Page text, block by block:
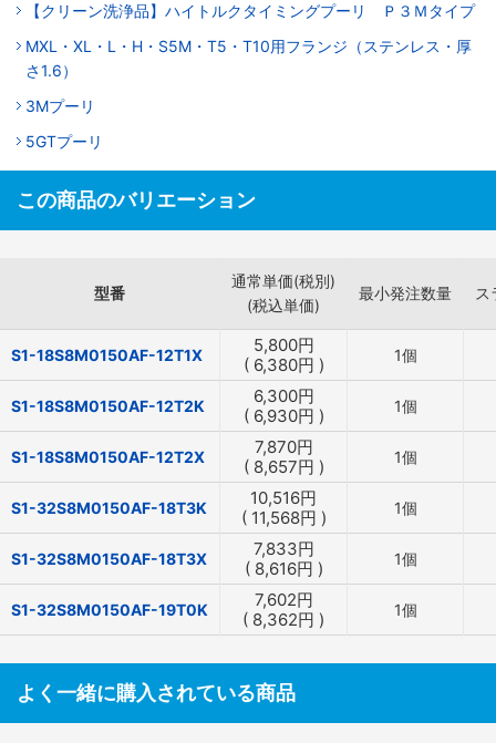
【クリーン洗浄品】ハイトルクタイミングプーリ Ｐ３Ｍタイプ
MXL・XL・L・H・S5M・T5・T10用フランジ（ステンレス・厚
さ1.6）
3Mプーリ
5GTプーリ
この商品のバリエーション
型番
通常単価(税別)
(税込単価)
最小発注数量 ス
S1-18S8M0150AF-12T1X 5,800円
( 6,380円 ) 1個
S1-18S8M0150AF-12T2K 6,300円
( 6,930円 ) 1個
S1-18S8M0150AF-12T2X 7,870円
( 8,657円 ) 1個
S1-32S8M0150AF-18T3K 10,516円
( 11,568円 ) 1個
S1-32S8M0150AF-18T3X 7,833円
( 8,616円 ) 1個
S1-32S8M0150AF-19T0K 7,602円
( 8,362円 ) 1個
よく一緒に購入されている商品